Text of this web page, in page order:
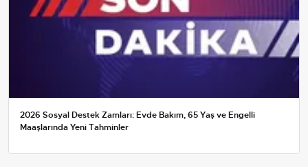
2026 Sosyal Destek Zamları: Evde Bakım, 65 Yaş ve Engelli
Maaşlarında Yeni Tahminler